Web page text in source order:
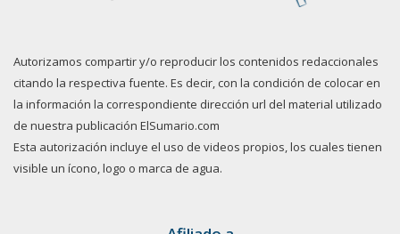
Autorizamos compartir y/o reproducir los contenidos redaccionales
citando la respectiva fuente. Es decir, con la condición de colocar en
la información la correspondiente dirección url del material utilizado
de nuestra publicación ElSumario.com
Esta autorización incluye el uso de videos propios, los cuales tienen
visible un ícono, logo o marca de agua.